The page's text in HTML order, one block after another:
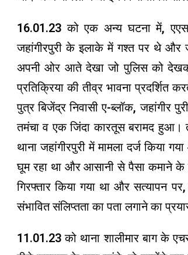
16.01.23 को एक अन्य घटना में,
जहांगीरपुरी के इलाके में गश्त पर थे और
अपनी ओर आते देखा जो पुलिस को देखकर
प्रतिक्रिया की तीव्र भावना
पुत्र बिजेंद्र निवासी ए-ब्लॉक,
तमंचा व एक जिंदा कारतूस बरामद हुआ।
थाना जहांगीरपुरी में मामला दर्ज
घूम रहा था और आसानी से पैसा कमाने
गिरफ्तार किया गया था और सत्यापन
संभावित संलिप्तता का पता लगाने का
11.01.23 को थाना शालीमार बाग के